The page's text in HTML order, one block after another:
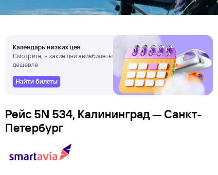
Календарь низких цен
Смотрите, в какие дни авиабилеты
дешевле
Найти билеты
Рейс 5N 534, Калининград — Санкт-
Петербург